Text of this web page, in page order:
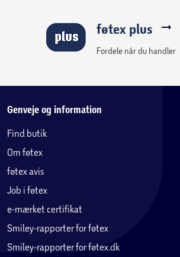
føtex plus
Fordele når du handler
Genveje og information
Find butik
Om føtex
føtex avis
Job i føtex
e-mærket certifikat
Smiley-rapporter for føtex
Smiley-rapporter for føtex.dk